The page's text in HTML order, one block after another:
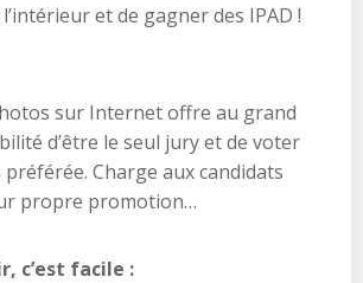
et de gagner des IPAD !
sur Internet offre au grand
d’être le seul jury et de voter
Charge aux candidats
propre promotion…
c’est facile :